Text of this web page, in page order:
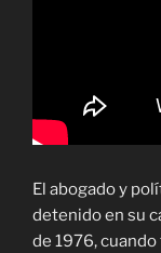
El abogado y
detenido en su
de 1976,